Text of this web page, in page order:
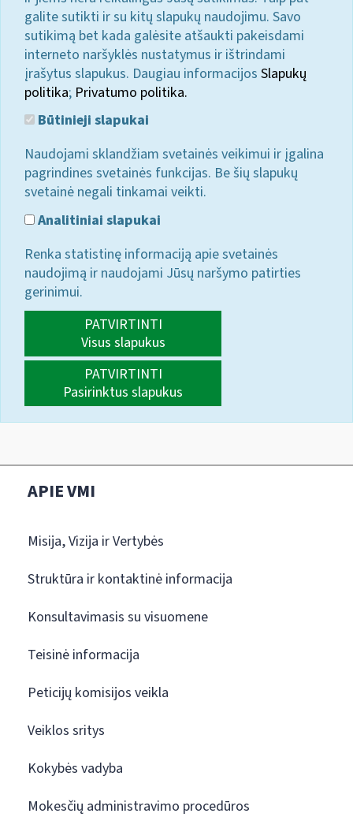
galite sutikti ir su kitų slapukų naudojimu. Savo
sutikimą bet kada galėsite atšaukti pakeisdami
interneto naršyklės nustatymus ir ištrindami
įrašytus slapukus. Daugiau informacijos Slapukų
politika; Privatumo politika.
Būtinieji slapukai
Naudojami sklandžiam svetainės veikimui ir įgalina
pagrindines svetainės funkcijas. Be šių slapukų
svetainė negali tinkamai veikti.
Analitiniai slapukai
Renka statistinę informaciją apie svetainės
naudojimą ir naudojami Jūsų naršymo patirties
gerinimui.
PATVIRTINTI
Visus slapukus
PATVIRTINTI
Pasirinktus slapukus
APIE VMI
Misija, Vizija ir Vertybės
Struktūra ir kontaktinė informacija
Konsultavimasis su visuomene
Teisinė informacija
Peticijų komisijos veikla
Veiklos sritys
Kokybės vadyba
Mokesčių administravimo procedūros